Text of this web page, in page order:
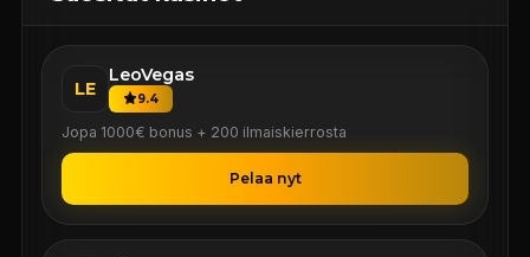
LE
LeoVegas
9.4
Jopa 1000€ bonus + 200 ilmaiskierrosta
Pelaa nyt